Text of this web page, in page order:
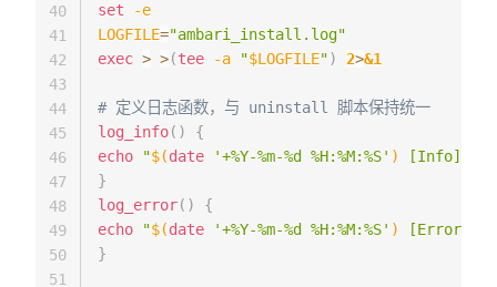
set
-e
LOGFILE="ambari_install.log"
exec > >(tee -a "$LOGFILE") 2>&1
# 定义日志函数，与 uninstall 脚本保持统一
log_info( )
{
echo
"$(date '+%Y-%m-%d %H:%M:%S' ) [Info]
}
log_error( )
{
echo
"$(date '+%Y-%m-%d %H:%M:%S' ) [Error]
}
40
41
42
43
44
45
46
47
48
49
50
51